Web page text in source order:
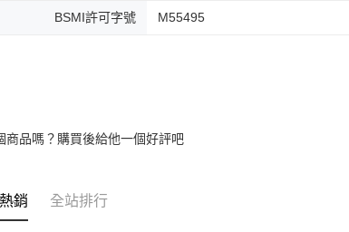
BSMI許可字號 M55495
商品嗎？購買後給他一個好評吧
銷 全站排行